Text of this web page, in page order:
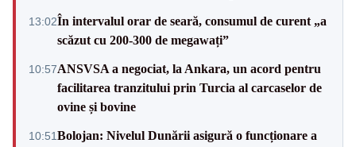
13:02În intervalul orar de seară, consumul de curent „a
scăzut cu 200-300 de megawați”
10:57ANSVSA a negociat, la Ankara, un acord pentru
facilitarea tranzitului prin Turcia al carcaselor de
ovine și bovine
10:51Bolojan: Nivelul Dunării asigură o funcționare a